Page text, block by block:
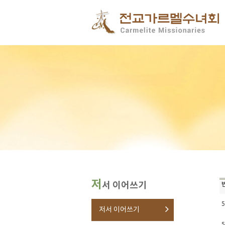
저 서 이어쓰기
저서 이어쓰기